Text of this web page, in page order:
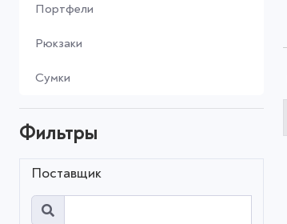
Портфели
Рюкзаки
Сумки
Фильтры
Поставщик